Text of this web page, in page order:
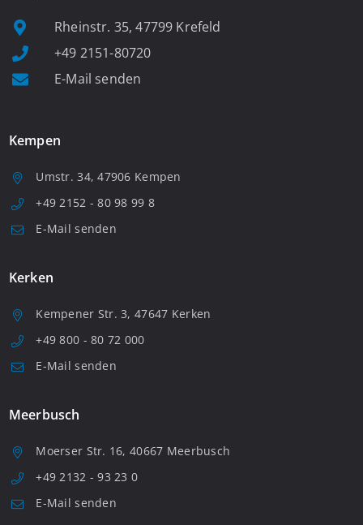
Rheinstr. 35, 47799 Krefeld
+49 2151-80720
E-Mail senden
Kempen
Umstr. 34, 47906 Kempen
+49 2152 - 80 98 99 8
E-Mail senden
Kerken
Kempener Str. 3, 47647 Kerken
+49 800 - 80 72 000
E-Mail senden
Meerbusch
Moerser Str. 16, 40667 Meerbusch
+49 2132 - 93 23 0
E-Mail senden